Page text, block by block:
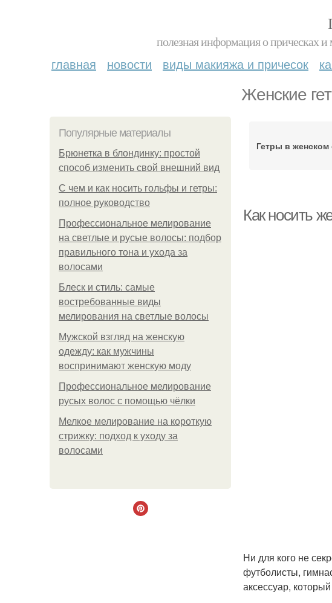
полезная информация о прическах
главная новости виды макияжа и причесок
Женские
Популярные материалы
Брюнетка в блондинку: простой
способ изменить свой внешний вид
С чем и как носить гольфы и гетры:
полное руководство
Профессиональное мелирование
на светлые и русые волосы: подбор
правильного тона и ухода за
волосами
Блеск и стиль: самые
востребованные виды
мелирования на светлые волосы
Мужской взгляд на женскую
одежду: как мужчины
воспринимают женскую моду
Профессиональное мелирование
русых волос с помощью чёлки
Мелкое мелирование на короткую
стрижку: подход к уходу за
волосами
Гетры в женском
Как носить
Ни для кого не
футболисты,
аксессуар,